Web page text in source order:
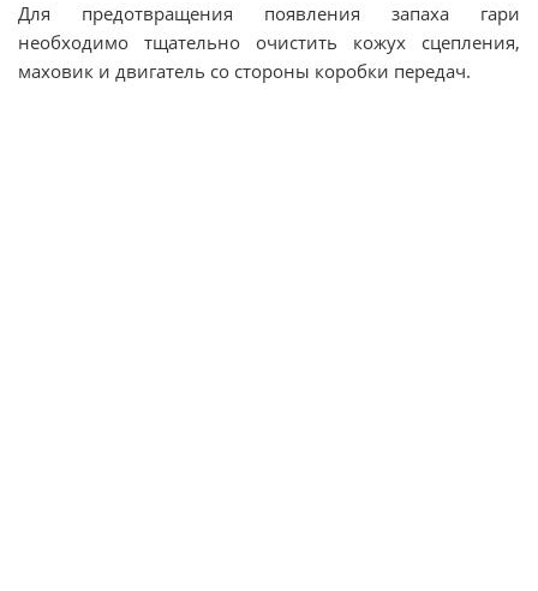
Для предотвращения появления запаха гари
необходимо тщательно очистить кожух сцепления,
маховик и двигатель со стороны коробки передач.